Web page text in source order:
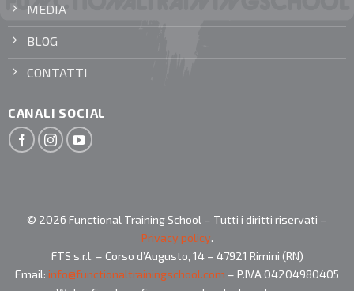
MEDIA
BLOG
CONTATTI
CANALI SOCIAL
© 2026 Functional Training School – Tutti i diritti riservati –
Privacy policy.
FTS s.r.l. – Corso d’Augusto, 14 – 47921 Rimini (RN)
Email: info@functionaltrainingschool.com – P.IVA 04204980405